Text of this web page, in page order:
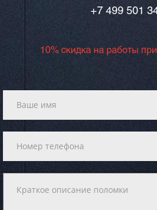
+7 499 501
10% скидка на работы